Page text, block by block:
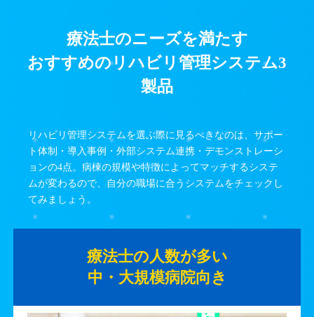
療法士のニーズを満たす
おすすめのリハビリ管理システム3
製品
リハビリ管理システムを選ぶ際に見るべきなのは、サポー
ト体制・導入事例・外部システム連携・デモンストレーシ
ョンの4点。病棟の規模や特徴によってマッチするシステ
ムが変わるので、自分の職場に合うシステムをチェックし
てみましょう。
療法士の人数が多い
中・大規模病院向き